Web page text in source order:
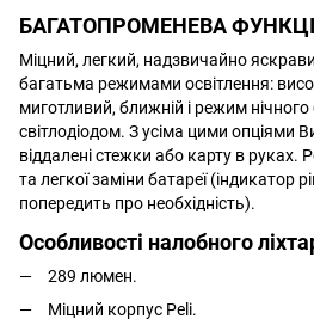
БАГАТОПРОМЕНЕВА
Міцний, легкий, надзвичайно
багатьма режимами освітлення:
миготливий, ближній і режим
світлодіодом. З усіма цими опціями
віддалені стежки або карту в руках.
та легкої заміни батареї (індикатор
попередить про необхідність).
Особливості налобного
289 люмен.
Міцний корпус Peli.